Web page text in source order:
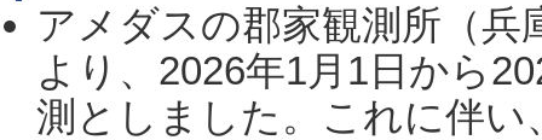
アメダスの郡家観測所（
より、2026年1月1日から
測としました。これに伴い